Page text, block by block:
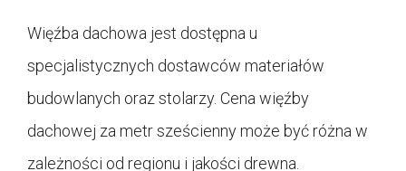
Więźba dachowa jest dostępna u
specjalistycznych dostawców materiałów
budowlanych oraz stolarzy. Cena więźby
dachowej za metr sześcienny może być różna w
zależności od regionu i jakości drewna.